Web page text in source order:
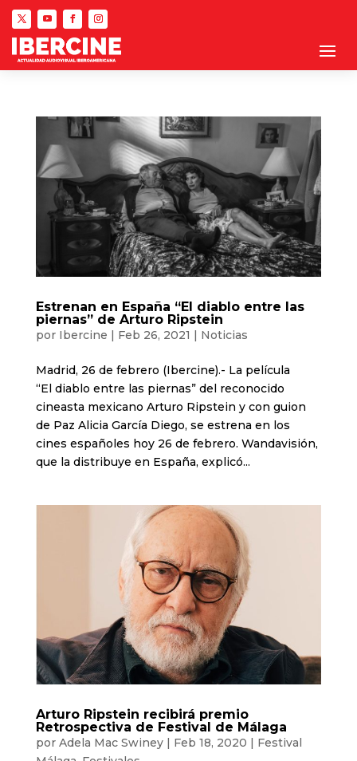
Estrenan en España “El diablo entre las
piernas” de Arturo Ripstein
por Ibercine Feb 26, 2021 Noticias
Madrid, 26 de febrero (Ibercine).- La película
“El diablo entre las piernas” del reconocido
cineasta mexicano Arturo Ripstein y con guion
de Paz Alicia García Diego, se estrena en los
cines españoles hoy 26 de febrero. Wandavisión,
que la distribuye en España, explicó...
Arturo Ripstein recibirá premio
Retrospectiva de Festival de Málaga
por Adela Mac Swiney| Feb 18, 2020 | Festival